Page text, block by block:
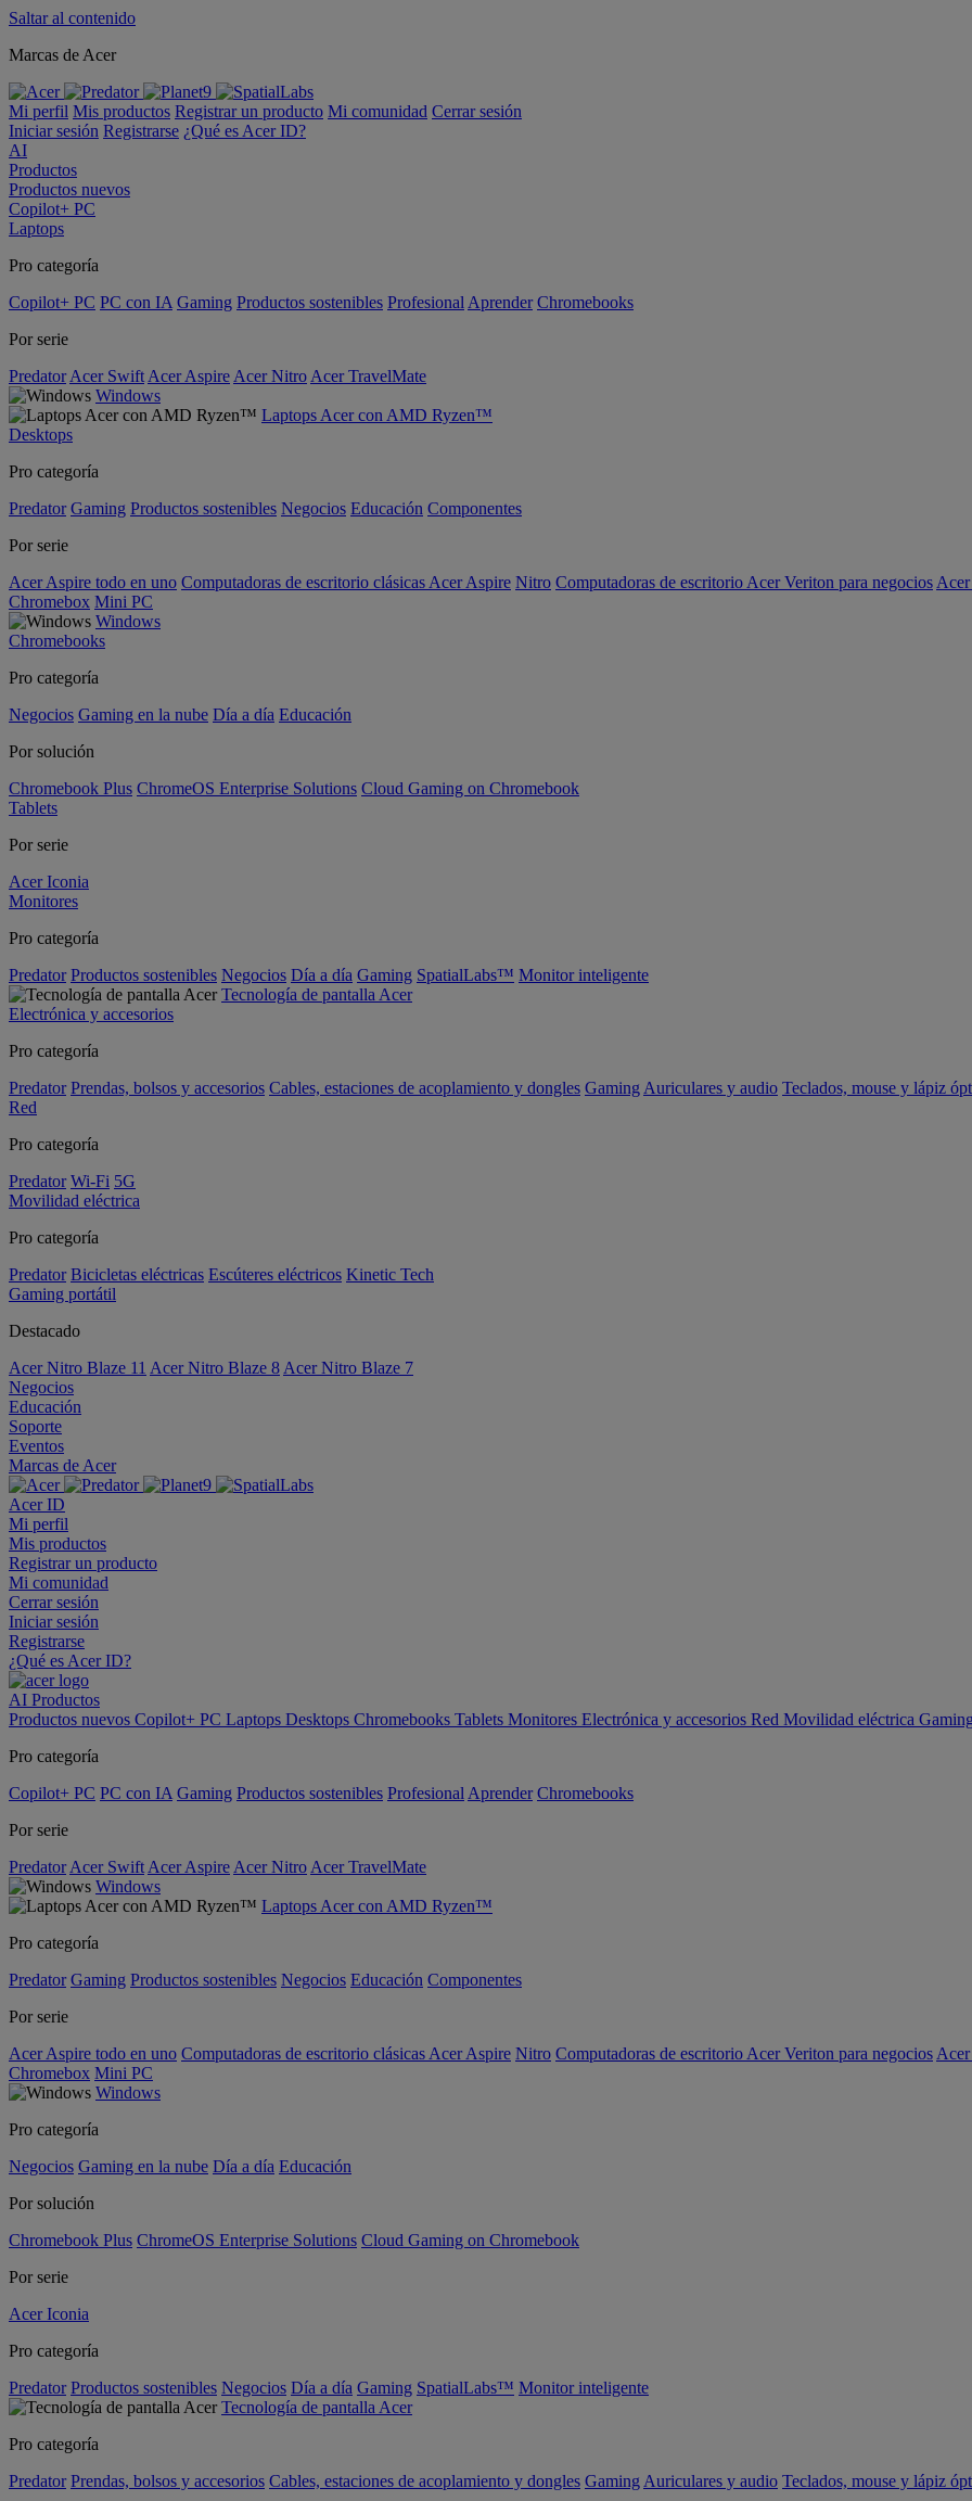
Saltar al contenido
Marcas de Acer
Mi perfil Mis productos Registrar un producto Mi comunidad Cerrar sesión
Iniciar sesión Registrarse ¿Qué es Acer ID?
AI
Productos
Productos nuevos
Copilot+ PC
Laptops
Pro categoría
Copilot+ PC PC con IA Gaming Productos sostenibles Profesional Aprender Chromebooks
Por serie
Predator Acer Swift Acer Aspire Acer Nitro Acer TravelMate
Windows
Laptops Acer con AMD Ryzen™
Desktops
Pro categoría
Predator Gaming Productos sostenibles Negocios Educación Componentes
Por serie
Acer Aspire todo en uno Computadoras de escritorio clásicas Acer Aspire Nitro Computadoras de escritorio Acer Veriton para negocios
Chromebox Mini PC
Windows
Chromebooks
Pro categoría
Negocios Gaming en la nube Día a día Educación
Por solución
Chromebook Plus ChromeOS Enterprise Solutions Cloud Gaming on Chromebook
Tablets
Por serie
Acer Iconia
Monitores
Pro categoría
Predator Productos sostenibles Negocios Día a día Gaming SpatialLabs™ Monitor inteligente
Tecnología de pantalla Acer
Electrónica y accesorios
Pro categoría
Predator Prendas, bolsos y accesorios Cables, estaciones de acoplamiento y dongles Gaming Auriculares y audio Teclados, mouse y lápiz
Red
Pro categoría
Predator Wi-Fi 5G
Movilidad eléctrica
Pro categoría
Predator Bicicletas eléctricas Escúteres eléctricos Kinetic Tech
Gaming portátil
Destacado
Acer Nitro Blaze 11 Acer Nitro Blaze 8 Acer Nitro Blaze 7
Negocios
Educación
Soporte
Eventos
Marcas de Acer
Acer ID
Mi perfil
Mis productos
Registrar un producto
Mi comunidad
Cerrar sesión
Iniciar sesión
Registrarse
¿Qué es Acer ID?
AI Productos
Productos nuevos Copilot+ PC Laptops Desktops Chromebooks Tablets Monitores Electrónica y accesorios Red Movilidad eléctrica
Pro categoría
Copilot+ PC PC con IA Gaming Productos sostenibles Profesional Aprender Chromebooks
Por serie
Predator Acer Swift Acer Aspire Acer Nitro Acer TravelMate
Windows
Laptops Acer con AMD Ryzen™
Pro categoría
Predator Gaming Productos sostenibles Negocios Educación Componentes
Por serie
Acer Aspire todo en uno Computadoras de escritorio clásicas Acer Aspire Nitro Computadoras de escritorio Acer Veriton para negocios
Chromebox Mini PC
Windows
Pro categoría
Negocios Gaming en la nube Día a día Educación
Por solución
Chromebook Plus ChromeOS Enterprise Solutions Cloud Gaming on Chromebook
Por serie
Acer Iconia
Pro categoría
Predator Productos sostenibles Negocios Día a día Gaming SpatialLabs™ Monitor inteligente
Tecnología de pantalla Acer
Pro categoría
Predator Prendas, bolsos y accesorios Cables, estaciones de acoplamiento y dongles Gaming Auriculares y audio Teclados, mouse y lápiz